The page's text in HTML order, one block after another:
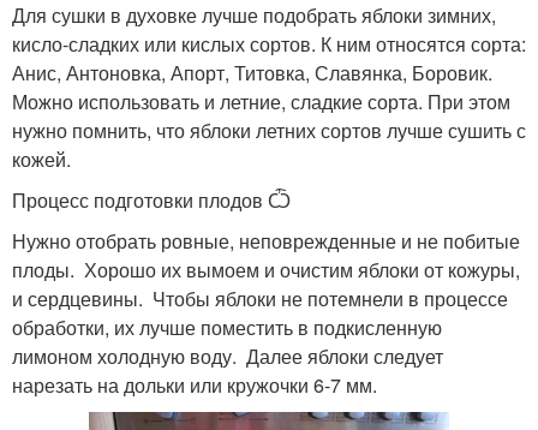
Для сушки в духовке лучше подобрать яблоки зимних,
кисло-сладких или кислых сортов. К ним относятся сорта:
Анис, Антоновка, Апорт, Титовка, Славянка, Боровик.
Можно использовать и летние, сладкие сорта. При этом
нужно помнить, что яблоки летних сортов лучше сушить с
кожей.
Процесс подготовки плодов Ѽ
Нужно отобрать ровные, неповрежденные и не побитые
плоды. Хорошо их вымоем и очистим яблоки от кожуры,
и сердцевины. Чтобы яблоки не потемнели в процессе
обработки, их лучше поместить в подкисленную
лимоном холодную воду. Далее яблоки следует
нарезать на дольки или кружочки 6-7 мм.